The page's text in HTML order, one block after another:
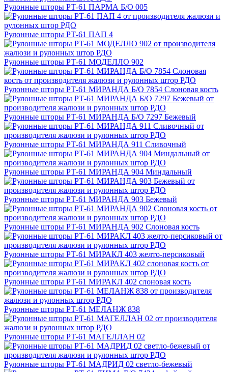
Рулонные шторы РТ-61 ПАРМА Б/О 005
Рулонные шторы РТ-61 ПАП 4
Рулонные шторы РТ-61 МОДЕЛЛО 902
Рулонные шторы РТ-61 МИРАНДА Б/О 7854 Слоновая кость
Рулонные шторы РТ-61 МИРАНДА Б/О 7297 Бежевый
Рулонные шторы РТ-61 МИРАНДА 911 Сливочный
Рулонные шторы РТ-61 МИРАНДА 904 Миндальный
Рулонные шторы РТ-61 МИРАНДА 903 Бежевый
Рулонные шторы РТ-61 МИРАНДА 902 Слоновая кость
Рулонные шторы РТ-61 МИРАКЛ 403 желто-персиковый
Рулонные шторы РТ-61 МИРАКЛ 402 слоновая кость
Рулонные шторы РТ-61 МЕЛАНЖ 838
Рулонные шторы РТ-61 МАГЕЛЛАН 02
Рулонные шторы РТ-61 МАДРИД 02 светло-бежевый